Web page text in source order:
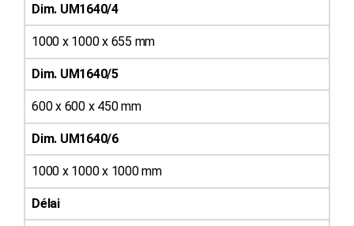
Dim. UM1640/4
1000 x 1000 x 655 mm
Dim. UM1640/5
600 x 600 x 450 mm
Dim. UM1640/6
1000 x 1000 x 1000 mm
Délai